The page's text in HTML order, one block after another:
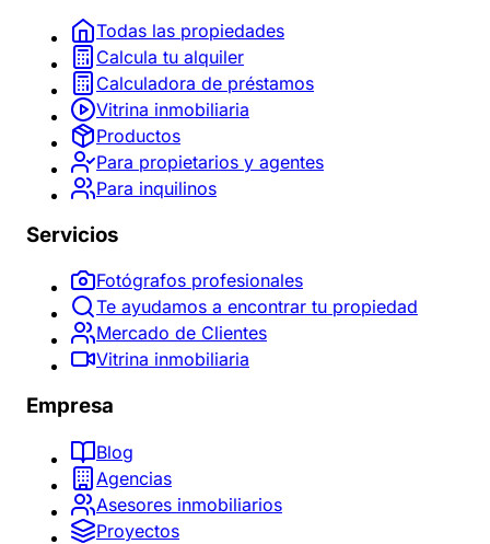
Todas las propiedades
Calcula tu alquiler
Calculadora de préstamos
Vitrina inmobiliaria
Productos
Para propietarios y agentes
Para inquilinos
Servicios
Fotógrafos profesionales
Te ayudamos a encontrar tu propiedad
Mercado de Clientes
Vitrina inmobiliaria
Empresa
Blog
Agencias
Asesores inmobiliarios
Proyectos